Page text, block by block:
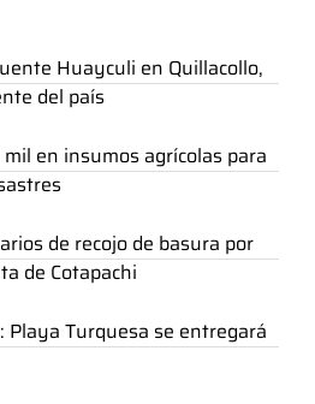
Huayculi en Quillacollo,
del país
en insumos agrícolas para
de recojo de basura por
de Cotapachi
Playa Turquesa se entregará